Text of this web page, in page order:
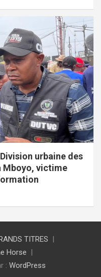
urbaine des
Mboyo, victime
TITRES
Horse
: WordPress